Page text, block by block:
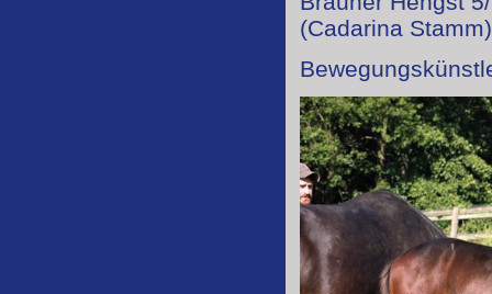
(Cadarina Stamm)